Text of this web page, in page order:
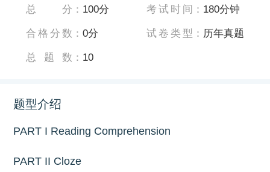
总分 ： 100分
合格分数 ：0分
总题数 ： 10
考试时间 ： 180分钟
试卷类型 ： 历年真题
题型介绍
PART I Reading Comprehension
PART II Cloze